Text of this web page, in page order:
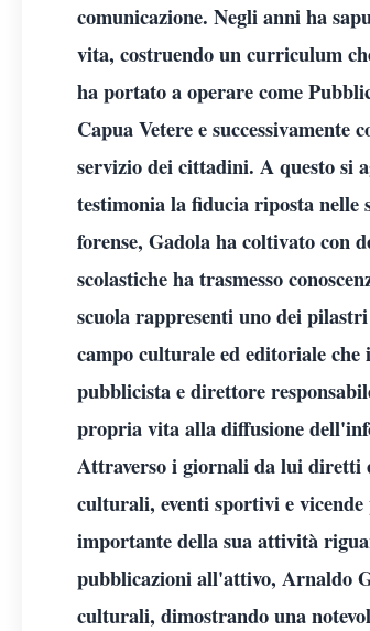
comunicazione. Negli anni ha
vita, costruendo un curriculum
ha portato a operare come
Capua Vetere e successivamente
servizio dei cittadini. A questo si
testimonia la fiducia riposta nelle
forense, Gadola ha coltivato con
scolastiche ha trasmesso
scuola rappresenti uno dei
campo culturale ed editoriale
pubblicista e direttore
propria vita alla diffusione
Attraverso i giornali da lui diretti
culturali, eventi sportivi e
importante della sua attività
pubblicazioni all'attivo, Arnaldo
culturali, dimostrando una